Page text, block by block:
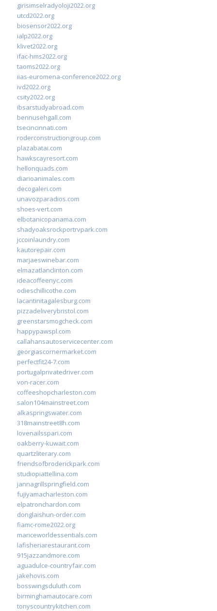
girisimselradyoloji2022.org
utcd2022.org
biosensor2022.org
ialp2022.org
klivet2022.org
ifac-hms2022.org
taoms2022.org
iias-euromena-conference2022.org
ivd2022.org
csity2022.org
ibsarstudyabroad.com
bennusehgall.com
tsecincinnati.com
roderconstructiongroup.com
plazabatai.com
hawkscayresort.com
hellonquads.com
diarioanimales.com
decogaleri.com
unavozparadios.com
shoes-vert.com
elbotanicopanama.com
shadyoaksrockportrvpark.com
jccoinlaundry.com
kautorepair.com
marjaeswinebar.com
elmazatlanclinton.com
ideacoffeenyc.com
odieschillicothe.com
lacantinitagalesburg.com
pizzadeliverybristol.com
greenstarsmogcheck.com
happypawspl.com
callahansautoservicecenter.com
georgiascornermarket.com
perfectfit24-7.com
portugalprivatedriver.com
von-racer.com
coffeeshopcharleston.com
salon104mainstreet.com
alkaspringswater.com
318mainstreet8h.com
lovenailsspari.com
oakberry-kuwait.com
quartzliterary.com
friendsofbroderickpark.com
studiopiattellina.com
jannagrillspringfield.com
fujiyamacharleston.com
elpatronchardon.com
donglaishun-order.com
fiamc-rome2022.org
mariceworldessentials.com
lafisheriarestaurant.com
915jazzandmore.com
aguadulce-countryfair.com
jakehovis.com
bosswingsduluth.com
birminghamautocare.com
tonyscountrykitchen.com